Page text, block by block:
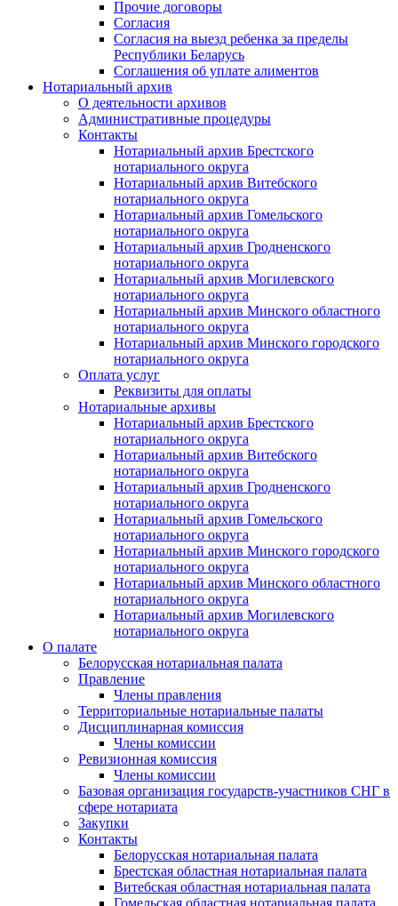
Прочие договоры
Согласия
Согласия на выезд ребенка за пределы
Республики Беларусь
Соглашения об уплате алиментов
Нотариальный архив
О деятельности архивов
Административные процедуры
Контакты
Нотариальный архив Брестского
нотариального округа
Нотариальный архив Витебского
нотариального округа
Нотариальный архив Гомельского
нотариального округа
Нотариальный архив Гродненского
нотариального округа
Нотариальный архив Могилевского
нотариального округа
Нотариальный архив Минского областного
нотариального округа
Нотариальный архив Минского городского
нотариального округа
Оплата услуг
Реквизиты для оплаты
Нотариальные архивы
Нотариальный архив Брестского
нотариального округа
Нотариальный архив Витебского
нотариального округа
Нотариальный архив Гродненского
нотариального округа
Нотариальный архив Гомельского
нотариального округа
Нотариальный архив Минского городского
нотариального округа
Нотариальный архив Минского областного
нотариального округа
Нотариальный архив Могилевского
нотариального округа
О палате
Белорусская нотариальная палата
Правление
Члены правления
Территориальные нотариальные палаты
Дисциплинарная комиссия
Члены комиссии
Ревизионная комиссия
Члены комиссии
Базовая организация государств-участников СНГ в
сфере нотариата
Закупки
Контакты
Белорусская нотариальная палата
Брестская областная нотариальная палата
Витебская областная нотариальная палата